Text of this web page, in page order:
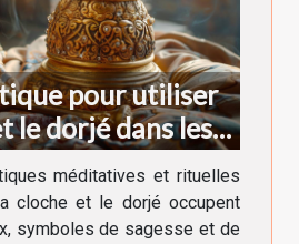
pour utiliser
le dorjé dans les
méditatives et rituelles
cloche et le dorjé occupent
symboles de sagesse et de